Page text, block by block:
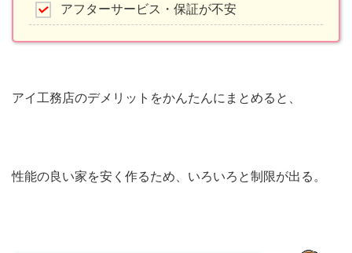
アフターサービス・保証が不安
アイ工務店のデメリットをかんたんにまとめると、
性能の良い家を安く作るため、いろいろと制限が出る。